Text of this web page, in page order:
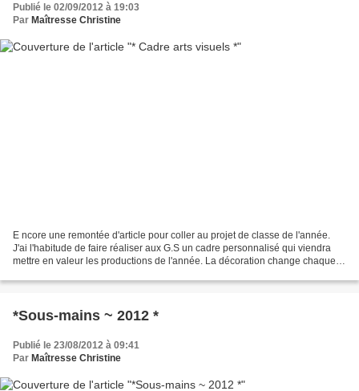
Publié le 02/09/2012 à 19:03
Par Maîtresse Christine
E ncore une remontée d'article pour coller au projet de classe de l'année.
J'ai l'habitude de faire réaliser aux G.S un cadre personnalisé qui viendra
mettre en valeur les productions de l'année. La décoration change chaque
*Sous-mains ~ 2012 *
Publié le 23/08/2012 à 09:41
Par Maîtresse Christine